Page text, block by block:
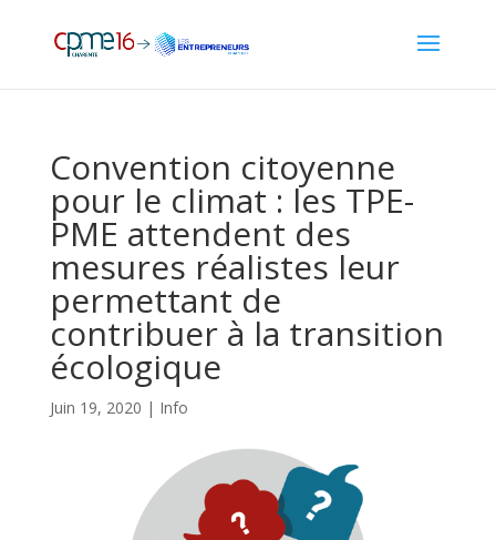
Convention citoyenne
pour le climat : les TPE-
PME attendent des
mesures réalistes leur
permettant de
contribuer à la transition
écologique
Juin 19, 2020 | Info